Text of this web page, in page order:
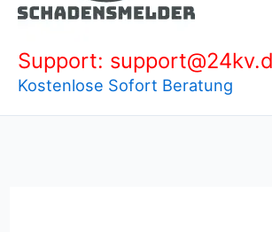
Support:
Kostenlose Sofort Beratung